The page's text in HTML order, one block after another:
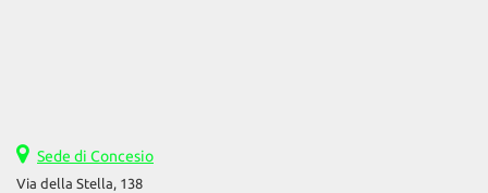
Sede di Concesio
Via della Stella, 138